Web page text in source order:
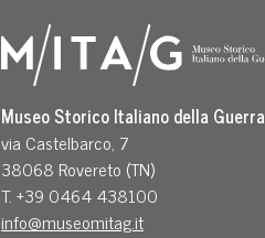
Museo Storico Italiano della Guerra
via Castelbarco, 7
38068 Rovereto (TN)
T. +39 0464 438100
info@museomitag.it